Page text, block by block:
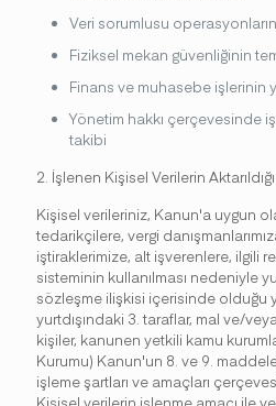
Veri sorumlusu
Fiziksel mekan güvenliğinin
Finans ve muhasebe işlerinin
Yönetim hakkı çerçevesinde
takibi
2. İşlenen Kişisel Verilerin
Kişisel verileriniz, Kanun'a uygun
tedarikçilere, vergi
iştiraklerimize, alt işverenlere, ilgili
sisteminin kullanılması nedeniyle
sözleşme ilişkisi içerisinde olduğu
yurtdışındaki 3. taraflar, mal ve/
kişiler, kanunen yetkili kamu
Kurumu) Kanun'un 8. ve 9.
işleme şartları ve amaçları